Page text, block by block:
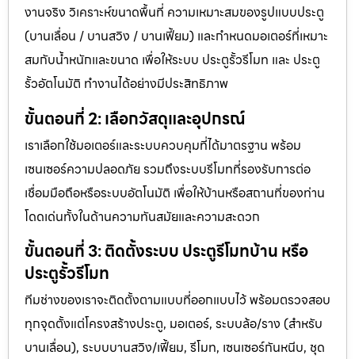
งานจริง วิเคราะห์ขนาดพื้นที่ ความเหมาะสมของรูปแบบประตู
(บานเลื่อน / บานสวิง / บานเฟี้ยม) และกำหนดมอเตอร์ที่เหมาะ
สมกับน้ำหนักและขนาด เพื่อให้ระบบ ประตูรั้วรีโมท และ ประตู
รั้วอัตโนมัติ ทำงานได้อย่างมีประสิทธิภาพ
ขั้นตอนที่ 2: เลือกวัสดุและอุปกรณ์
เราเลือกใช้มอเตอร์และระบบควบคุมที่ได้มาตรฐาน พร้อม
เซนเซอร์ความปลอดภัย รวมถึงระบบรีโมทที่รองรับการต่อ
เชื่อมมือถือหรือระบบอัตโนมัติ เพื่อให้บ้านหรือสถานที่ของท่าน
โดดเด่นทั้งในด้านความทันสมัยและความสะดวก
ขั้นตอนที่ 3: ติดตั้งระบบ ประตูรีโมทบ้าน หรือ
ประตูรั้วรีโมท
ทีมช่างของเราจะติดตั้งตามแบบที่ออกแบบไว้ พร้อมตรวจสอบ
ทุกจุดตั้งแต่โครงสร้างประตู, มอเตอร์, ระบบล้อ/ราง (สำหรับ
บานเลื่อน), ระบบบานสวิง/เฟี้ยม, รีโมท, เซนเซอร์กันหนีบ, ชุด